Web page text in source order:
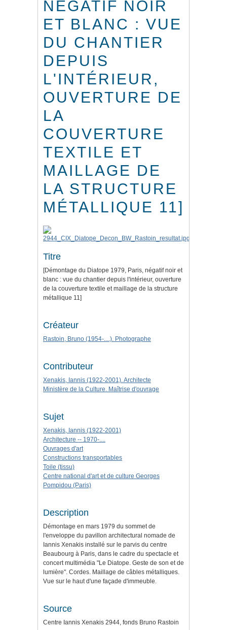
NÉGATIF NOIR
ET BLANC : VUE
DU CHANTIER
DEPUIS
L'INTÉRIEUR,
OUVERTURE DE
LA
COUVERTURE
TEXTILE ET
MAILLAGE DE
LA STRUCTURE
MÉTALLIQUE 11]
Titre
[Démontage du Diatope 1979, Paris, négatif noir et
blanc : vue du chantier depuis l'intérieur, ouverture
de la couverture textile et maillage de la structure
métallique 11]
Créateur
Rastoin, Bruno (1954-....). Photographe
Contributeur
Xenakis, Iannis (1922-2001). Architecte
Ministère de la Culture. Maîtrise d'ouvrage
Sujet
Xenakis, Iannis (1922-2001)
Architecture -- 1970-....
Ouvrages d'art
Constructions transportables
Toile (tissu)
Centre national d'art et de culture Georges
Pompidou (Paris)
Description
Démontage en mars 1979 du sommet de
l'enveloppe du pavillon architectural nomade de
Iannis Xenakis installé sur le parvis du centre
Beaubourg à Paris, dans le cadre du spectacle et
concert multimédia "Le Diatope. Geste de son et de
lumière". Cordes. Maillage de câbles métalliques.
Vue sur le haut d'une façade d'immeuble.
Source
Centre Iannis Xenakis 2944, fonds Bruno Rastoin